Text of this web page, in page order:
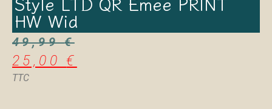
HW Wid
49,99€
25,00€
TTC